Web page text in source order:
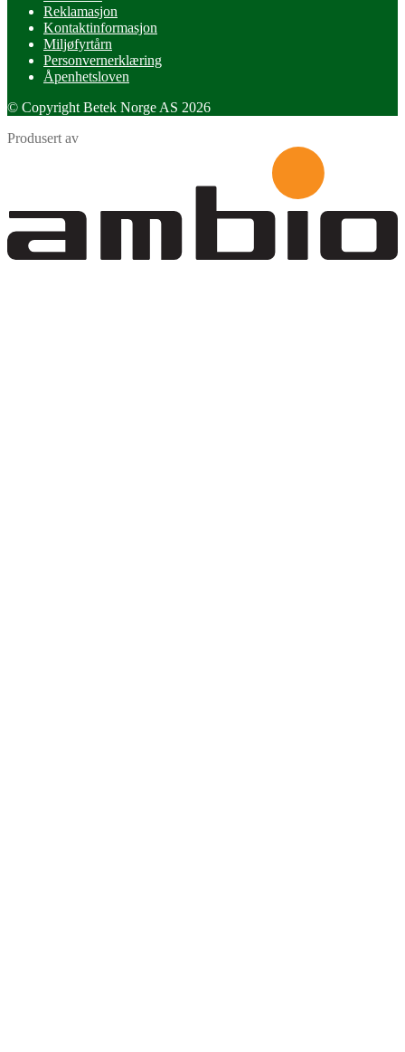
Reklamasjon
Kontaktinformasjon
Miljøfyrtårn
Personvernerklæring
Åpenhetsloven
© Copyright Betek Norge AS 2026
Produsert av